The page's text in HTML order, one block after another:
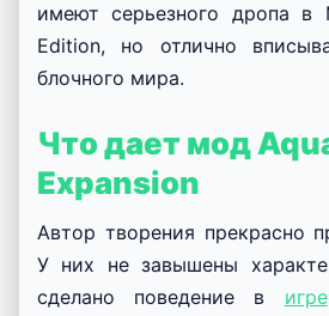
имеют серьезного дропа в
Edition, но отлично
блочного мира.
Что дает мод
Expansion
Автор творения прекрасно
У них не завышены
сделано поведение в игре